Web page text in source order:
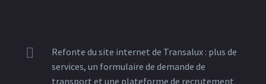
Refonte du site internet de Transalux : plus de
services, un formulaire de demande de
transport et une plateforme de recrutement